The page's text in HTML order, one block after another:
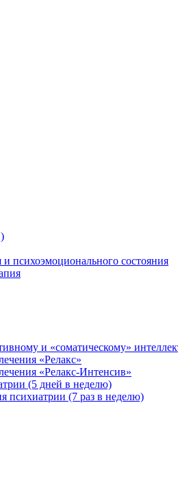
психоэмоционального состояния
и «соматическому»
«Релакс»
«Релакс-Интенсив»
(5 дней в неделю)
психиатрии (7 раз в неделю)